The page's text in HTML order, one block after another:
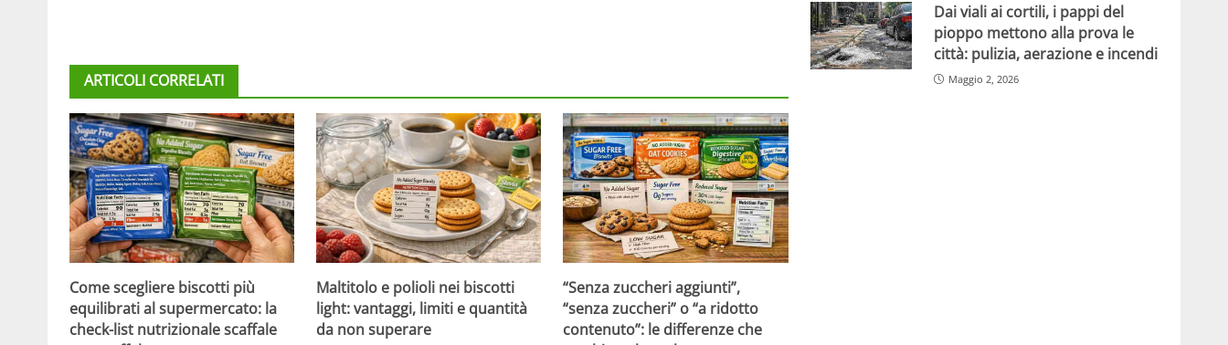
ARTICOLI CORRELATI
Come scegliere biscotti più
equilibrati al supermercato: la
check-list nutrizionale scaffale
Maltitolo e polioli nei biscotti
light: vantaggi, limiti e quantità
da non superare
“Senza zuccheri aggiunti”,
“senza zuccheri” o “a ridotto
contenuto”: le differenze che
Dai viali ai cortili, i pappi del
pioppo mettono alla prova le
città: pulizia, aerazione e incendi
Maggio 2, 2026